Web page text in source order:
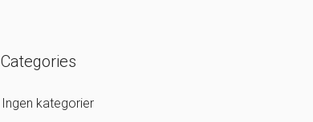
Categories
Ingen kategorier